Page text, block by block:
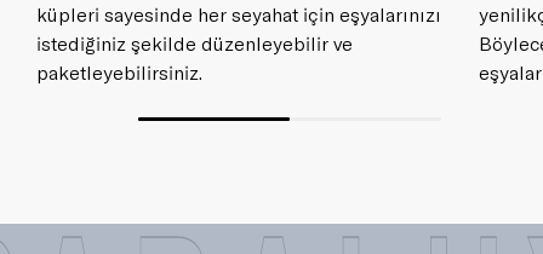
küpleri sayesinde her seyahat için eşyalarınızı
istediğiniz şekilde düzenleyebilir ve
paketleyebilirsiniz.